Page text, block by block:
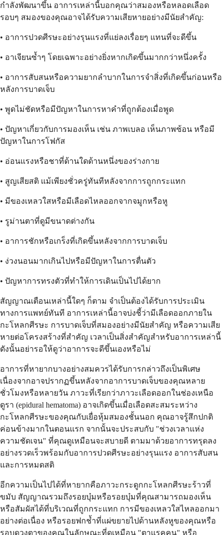
กำลังพัฒนาขึ้น อาการเหล่านี้บอกคุณว่าสมองหรือหลอดเลือด
รอบๆ สมองของคุณอาจได้รับความเสียหายอย่างมีนัยสำคัญ:
• อาการปวดศีรษะอย่างรุนแรงที่แย่ลงเรื่อยๆ แทนที่จะดีขึ้น
• อาเจียนซ้ำๆ โดยเฉพาะอย่างยิ่งหากเกิดขึ้นมากกว่าหนึ่งครั้ง
• อาการสับสนหรือความยากลำบากในการจำสิ่งที่เกิดขึ้นก่อนหรือ
หลังการบาดเจ็บ
• พูดไม่ชัดหรือมีปัญหาในการหาคำที่ถูกต้องเมื่อพูด
• ปัญหาเกี่ยวกับการมองเห็น เช่น ภาพเบลอ เห็นภาพซ้อน หรือมี
ปัญหาในการโฟกัส
• อ่อนแรงหรือชาที่ด้านใดด้านหนึ่งของร่างกาย
• สูญเสียสติ แม้เพียงชั่วครู่ทันทีหลังจากการถูกกระแทก
• มีของเหลวใสหรือมีเลือดไหลออกจากจมูกหรือหู
• รูม่านตาที่ดูมีขนาดต่างกัน
• อาการชักหรือเกร็งที่เกิดขึ้นหลังจากการบาดเจ็บ
• ง่วงนอนมากเกินไปหรือมีปัญหาในการตื่นตัว
• ปัญหาการทรงตัวที่ทำให้การเดินเป็นไปได้ยาก
สัญญาณเตือนเหล่านี้ใดๆ ก็ตาม จำเป็นต้องได้รับการประเมิน
ทางการแพทย์ทันที อาการเหล่านี้อาจบ่งชี้ว่ามีเลือดออกภายใน
กะโหลกศีรษะ การบาดเจ็บที่สมองอย่างมีนัยสำคัญ หรือความเสีย
หายต่อโครงสร้างที่สำคัญ เวลาเป็นสิ่งสำคัญสำหรับอาการเหล่านี้
ดังนั้นอย่ารอให้ดูว่าอาการจะดีขึ้นเองหรือไม่
อาการที่หายากบางอย่างสมควรได้รับการกล่าวถึงเป็นพิเศษ
เนื่องจากอาจปรากฏขึ้นหลังจากอาการบาดเจ็บของคุณหลาย
ชั่วโมงหรือหลายวัน ภาวะที่เรียกว่าภาวะเลือดออกในช่องเหนือ
ดูรา (epidural hematoma) อาจเกิดขึ้นเมื่อเลือดสะสมระหว่าง
กะโหลกศีรษะของคุณกับเยื่อหุ้มสมองชั้นนอก คุณอาจรู้สึกปกติ
ค่อนข้างมากในตอนแรก จากนั้นจะประสบกับ "ช่วงเวลาแห่ง
ความชัดเจน" ที่คุณดูเหมือนจะสบายดี ตามมาด้วยอาการทรุดลง
อย่างรวดเร็วพร้อมกับอาการปวดศีรษะอย่างรุนแรง อาการสับสน
และการหมดสติ
อีกความเป็นไปได้ที่หายากคือภาวะกระดูกกะโหลกศีรษะร้าวที่
ขมับ สัญญาณรวมถึงรอยบุ๋มหรือรอยบุ๋มที่คุณสามารถมองเห็น
หรือสัมผัสได้ที่บริเวณที่ถูกกระแทก การมีของเหลวใสไหลออกมา
อย่างต่อเนื่อง หรือรอยฟกช้ำที่แผ่ขยายไปด้านหลังหูของคุณหรือ
รอบดวงตาของคุณในลักษณะที่ดูเหมือน "ตาแรคคูน" หรือ